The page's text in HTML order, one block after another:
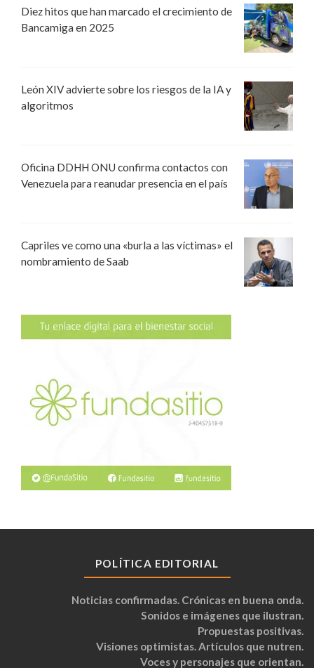
Diez hitos que han marcado el crecimiento de
Bancamiga en 2025
León XIV advierte sobre los riesgos de la IA y
algoritmos
Oficina DDHH ONU confirma contactos con
Venezuela para reanudar presencia en el país
Capriles ve como una «burla a las víctimas» el
nombramiento de Saab
POLÍTICA EDITORIAL
Noticias confirmadas. Crónicas en buena onda.
Sonidos e imágenes que ilustran.
Propuestas positivas.
Visiones optimistas. Artículos que nutren.
Voces y personajes que orientan.